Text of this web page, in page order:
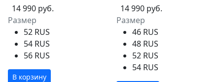
14 990 руб.
Размер
52 RUS
54 RUS
56 RUS
В корзину
14 990 руб.
Размер
46 RUS
48 RUS
52 RUS
54 RUS